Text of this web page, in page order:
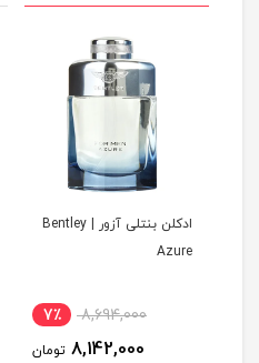
ادکلن بنتلی آزور | Bentley
Azure
8,694,000 7٪
8,142,000 تومان